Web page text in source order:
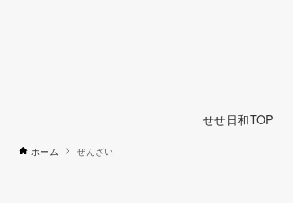
せせ日和TOP
ホーム ぜんざい